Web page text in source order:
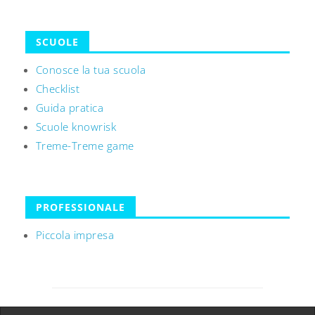
SCUOLE
Conosce la tua scuola
Checklist
Guida pratica
Scuole knowrisk
Treme-Treme game
PROFESSIONALE
Piccola impresa